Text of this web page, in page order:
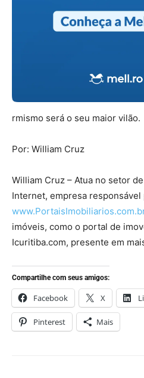
rmismo será o seu maior vilão.
Por: William Cruz
William Cruz – Atua no setor
Internet, empresa responsável
imóveis, como o portal de
Icuritiba.com, presente em
Compartilhe com seus amigos:
Facebook X
Pinterest Mais